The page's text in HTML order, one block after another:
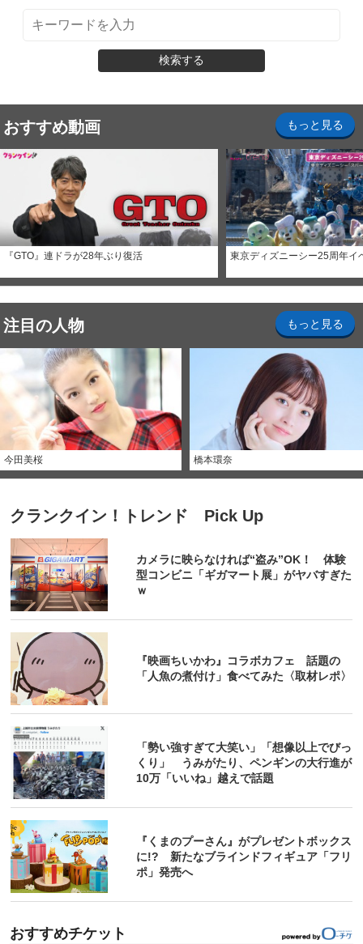
検索する
おすすめ動画 もっと見る
『GTO』連ドラが28年ぶり復活 東京ディズニーシー25周年イ
注目の人物 もっと見る
今田美桜 橋本環奈
クランクイン！トレンド Pick Up
カメラに映らなければ“盗み”OK！ 体験
型コンビニ「ギガマート展」がヤバすぎた
ｗ
『映画ちいかわ』コラボカフェ 話題の
「人魚の煮付け」食べてみた〈取材レポ〉
「勢い強すぎて大笑い」「想像以上でびっ
くり」 うみがたり、ペンギンの大行進が
10万「いいね」越えで話題
『くまのプーさん』がプレゼントボックス
に!? 新たなブラインドフィギュア「フリ
ポ」発売へ
おすすめチケット